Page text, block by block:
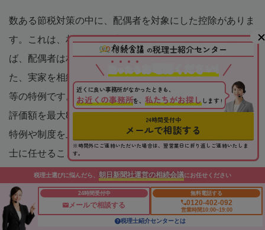
数ある節税対策の中に、配偶者を対象にした控除がありま
す。これは、相続する遺産額が1億6,000万円までであれ
ば、配偶者は相続税を支払う必要がなくなる制度です。ま
た、実家を相続したケースで活用できるのが、小規模宅地
等の特例です。この特例を活用することで、土地の相続税
評価額を最大8割引き下げることができます。このような
特例や制度を上手く活用するためには、相続税申告を税理
士に任せることをお勧めします。
もし、相続税の申告内容を間違えて、本来よりも多く支払
ったとしても税務署は指摘してくれません。しかし、相続
に強い税理士に任せることで、相続税の計算をして還付手
税理士選びに悩んだら、 朝日新聞社運営の相続会議にお任せください
24時間受付中
メールで相談する
無料電話する
0120-402-092
営業時間10:00~19:00
税理士紹介センターとは
の税理士紹介センター
ったら
近くに良い事務所がなかったときも、
お近くの事務所を、 私たちがお探し します !
24時間受付中
メールで相談する
※時間外にご連絡いただいた場合は、翌営業日に折り返しご連絡いたしま
す。